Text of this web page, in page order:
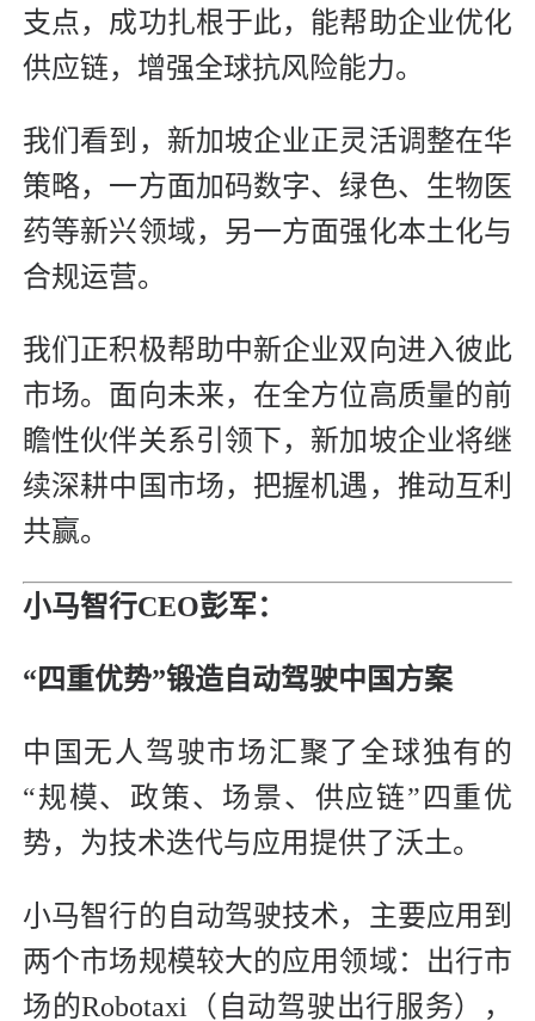
支点，成功扎根于此，能帮助企业优化
供应链，增强全球抗风险能力。
我们看到，新加坡企业正灵活调整在华
策略，一方面加码数字、绿色、生物医
药等新兴领域，另一方面强化本土化与
合规运营。
我们正积极帮助中新企业双向进入彼此
市场。面向未来，在全方位高质量的前
瞻性伙伴关系引领下，新加坡企业将继
续深耕中国市场，把握机遇，推动互利
共赢。
小马智行CEO彭军：
“四重优势”锻造自动驾驶中国方案
中国无人驾驶市场汇聚了全球独有的
“规模、政策、场景、供应链”四重优
势，为技术迭代与应用提供了沃土。
小马智行的自动驾驶技术，主要应用到
两个市场规模较大的应用领域：出行市
场的Robotaxi（自动驾驶出行服务），